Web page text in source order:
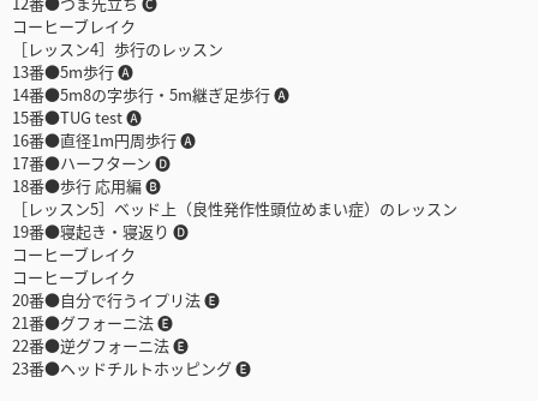
コーヒーブレイク
［レッスン4］歩行のレッスン
13番●5m歩行 🅐
14番●5m8の字歩行・5m継ぎ足歩行 🅐
15番●TUG test 🅐
16番●直径1m円周歩行 🅐
17番●ハーフターン 🅓
18番●歩行 応用編 🅑
［レッスン5］ベッド上（良性発作性頭位めまい症）のレッスン
19番●寝起き・寝返り 🅓
コーヒーブレイク
コーヒーブレイク
20番●自分で行うイプリ法 🅔
21番●グフォーニ法 🅔
22番●逆グフォーニ法 🅔
23番●ヘッドチルトホッピング 🅔